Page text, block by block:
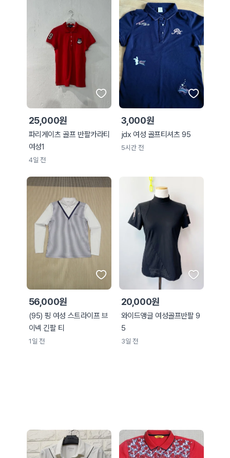
25,000원
파리게이츠 골프 반팔카라티
여성1
4일 전
3,000원
jdx 여성 골프티셔츠 95
5시간 전
56,000원
(95) 핑 여성 스트라이프 브
이넥 긴팔 티
1일 전
20,000원
와이드앵글 여성골프반팔 9
5
3일 전